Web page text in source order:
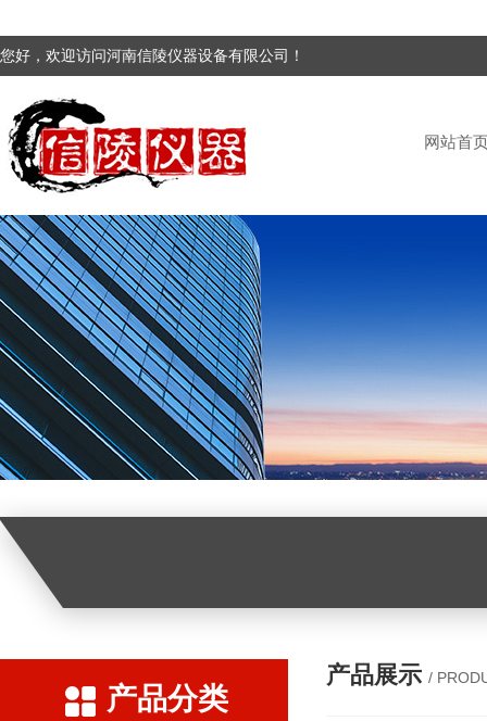
您好，欢迎访问河南信陵仪器设备有限公司！
网站首
产品分类
产品展示 /